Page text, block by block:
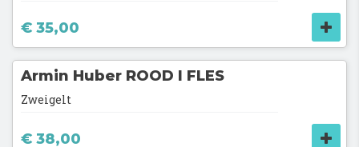
€ 35,00
Armin Huber ROOD l FLES
Zweigelt
€ 38,00